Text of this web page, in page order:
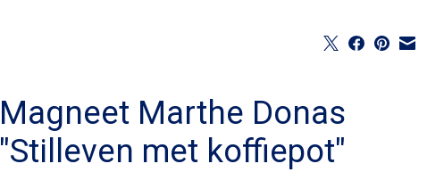
Magneet Marthe Donas
"Stilleven met koffiepot"